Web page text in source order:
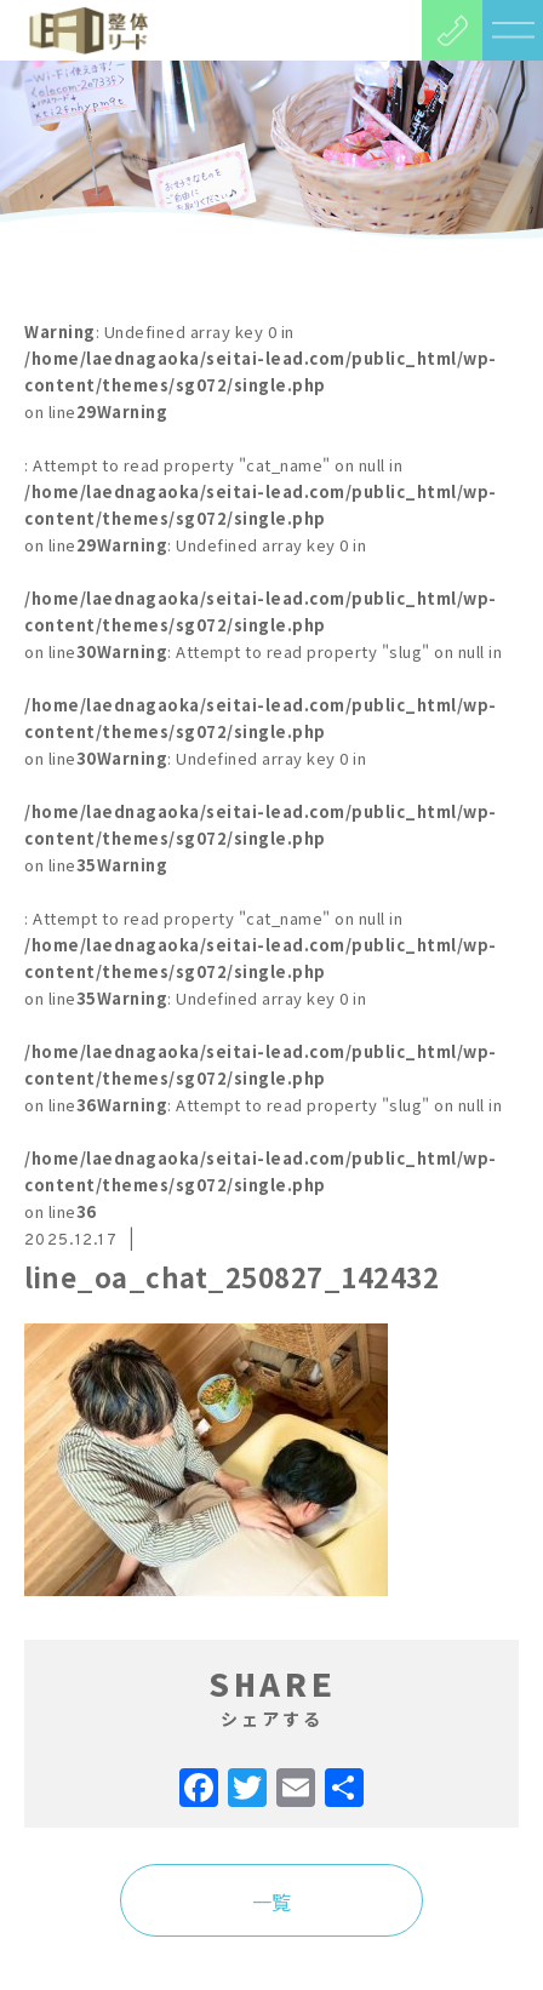
Warning: Undefined array key 0 in
/home/laednagaoka/seitai-lead.com/public_html/wp-
content/themes/sg072/single.php
on line29Warning
: Attempt to read property "cat_name" on null in
/home/laednagaoka/seitai-lead.com/public_html/wp-
content/themes/sg072/single.php
on line29Warning: Undefined array key 0 in
/home/laednagaoka/seitai-lead.com/public_html/wp-
content/themes/sg072/single.php
on line30Warning: Attempt to read property "slug" on null in
/home/laednagaoka/seitai-lead.com/public_html/wp-
content/themes/sg072/single.php
on line30Warning: Undefined array key 0 in
/home/laednagaoka/seitai-lead.com/public_html/wp-
content/themes/sg072/single.php
on line35Warning
: Attempt to read property "cat_name" on null in
/home/laednagaoka/seitai-lead.com/public_html/wp-
content/themes/sg072/single.php
on line35Warning: Undefined array key 0 in
/home/laednagaoka/seitai-lead.com/public_html/wp-
content/themes/sg072/single.php
on line36Warning: Attempt to read property "slug" on null in
/home/laednagaoka/seitai-lead.com/public_html/wp-
content/themes/sg072/single.php
on line36
2025.12.17
line_oa_chat_250827_142432
SHARE
シェアする
Facebook
Twitter
Email
一覧